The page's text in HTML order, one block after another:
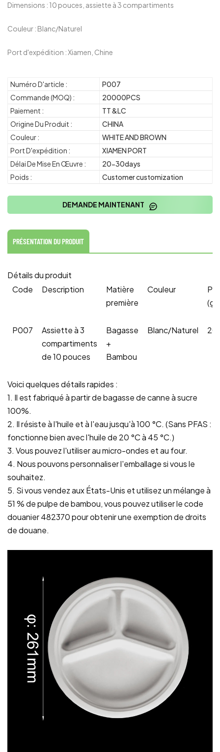
Dimensions : 10 pouces, assiette à 3 compartiments
Couleur : Blanc/Naturel
Port d'expédition : Xiamen, Chine
Numéro D'article :
P007
Commande (MOQ) :
20000PCS
Paiement :
TT &LC
Origine Du Produit :
CHINA
Couleur :
WHITE AND BROWN
Port D'expédition :
XIAMEN PORT
Délai De Mise En Œuvre :
20-30days
Poids :
Customer customization
DEMANDE MAINTENANT
PRÉSENTATION DU PRODUIT
Détails du produit
Code
Description
Matière
première
Couleur
(g)
P007
Assiette à 3
compartiments
de 10 pouces
Bagasse
+
Bambou
Blanc/Naturel 20
Voici quelques détails rapides :
1. Il est fabriqué à partir de bagasse de canne à sucre
100%.
2. Il résiste à l'huile et à l'eau jusqu'à 100 °C. (Sans PFAS :
fonctionne bien avec l'huile de 20 °C à 45 °C.)
3. Vous pouvez l'utiliser au micro-ondes et au four.
4. Nous pouvons personnaliser l'emballage si vous le
souhaitez.
5. Si vous vendez aux États-Unis et utilisez un mélange à
51 % de pulpe de bambou, vous pouvez utiliser le code
douanier 482370 pour obtenir une exemption de droits
de douane.